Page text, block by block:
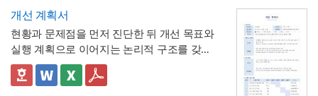
을 기준으로 별도의 환산표를 마련해두는 것
이 정확합니다. 또한 법정 연차휴가는 원칙적
으로 1일 단위 사용이 기본이며, 시간단위 사
용은 법적 의무사항이 아니라 회사가 취업규
칙 등을 통해 자율적으로 도입하는 제도이므
무급휴직 확인서는
히 계산해 기재하는 것이 가장 중요합니다. 휴
직 시작일과 종료일을 실제 승인된 휴직원 내
실제 일수를 정확히 세어 기재해야 이후 급여
증할 수 있는 것이 특징입니다.
다면 반드시 비고란에 그 사유(예 : 설계 변경,
현장 여건상 수량 조정 등)를 구체적으로 기재
해야 하며, 임의로 수량을 맞춰 기재하는 일이
없도록 해야 합니다. 하자여부를 "하자 없
음"으로 확인하는 경우에도 하자보증기간 내
에 새로운 하자가 발견될 수 있으므로, 이 확
💡 작성 팁
작업 완료 확인서는계획과 완료의 정확한 대
조가 가장 중요 하므로, 현장 실사를 통해 실제
완료된 개소·수량을 정확히 확인한 뒤 계획 수
개선 계획서
현황과 문제점을 먼저 진단한 뒤 개선 목표와
실행 계획으로 이어지는 논리적 구조를 갖춘
업무 개선 보고서입니다. 개선분야를 IT·전산,
업무 프로세스, 안전, 품질 등으로 체크박스
👔 이 서식의 구성 특징